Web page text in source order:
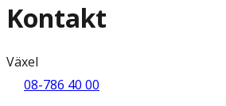
Kontakt
Växel
08-786 40 00